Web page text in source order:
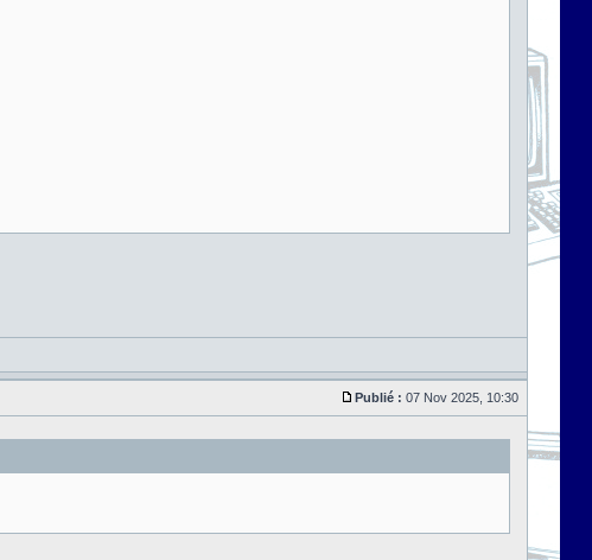
Publié : 07 Nov 2025, 10:30